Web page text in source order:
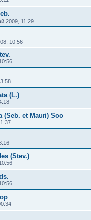
2009, 11:29
10:56
(L.)
(Seb. et Mauri) Soo
(Stev.)